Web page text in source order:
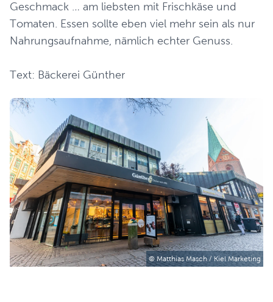
Geschmack … am liebsten mit Frischkäse und
Tomaten. Essen sollte eben viel mehr sein als nur
Nahrungsaufnahme, nämlich echter Genuss.
Text: Bäckerei Günther
© Matthias Masch / Kiel Marketing